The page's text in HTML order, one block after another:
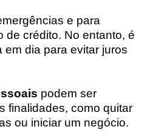
e para
de crédito. No entanto, é
em dia para evitar juros
podem ser
finalidades, como quitar
ou iniciar um negócio.